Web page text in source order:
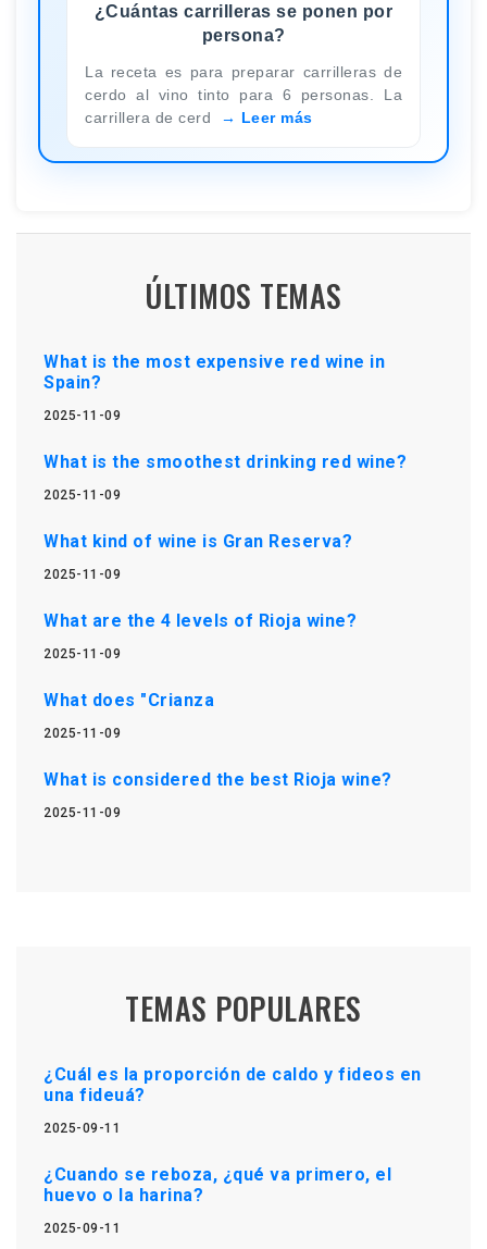
¿Cuántas carrilleras se ponen por
persona?
La receta es para preparar carrilleras de
cerdo al vino tinto para 6 personas. La
carrillera de cerd
Leer más
ÚLTIMOS TEMAS
What is the most expensive red wine in
Spain?
2025-11-09
What is the smoothest drinking red wine?
2025-11-09
What kind of wine is Gran Reserva?
2025-11-09
What are the 4 levels of Rioja wine?
2025-11-09
What does "Crianza
2025-11-09
What is considered the best Rioja wine?
2025-11-09
TEMAS POPULARES
¿Cuál es la proporción de caldo y fideos en
una fideuá?
2025-09-11
¿Cuando se reboza, ¿qué va primero, el
huevo o la harina?
2025-09-11